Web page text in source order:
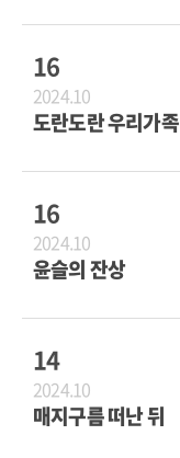
16
2024.10
도란도란 우리가족
16
2024.10
윤슬의 잔상
14
2024.10
매지구름 떠난 뒤